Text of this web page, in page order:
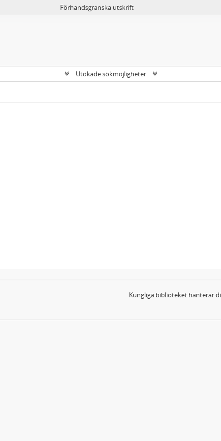
Förhandsgranska utskrift
Utökade sökmöjligheter
Kungliga biblioteket hanterar